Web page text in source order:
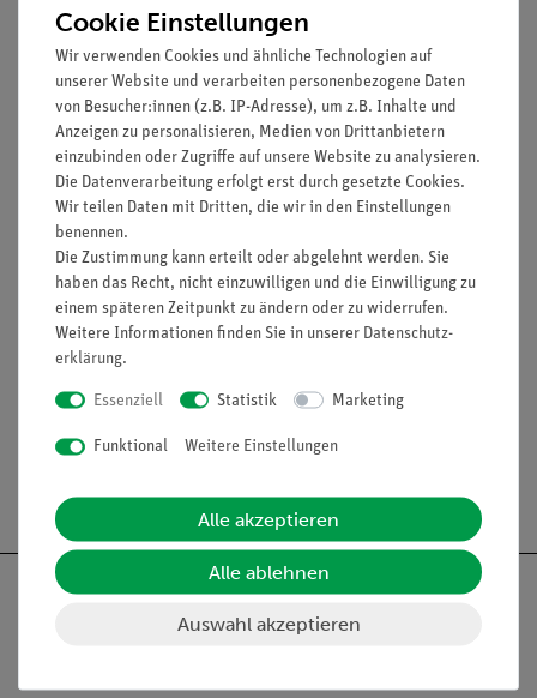
Tochtersubstanz
Verfallsrate
Disintegration oder Zerfallskonstante
Zählfrequenz
Halbwertszeit
Disintegration Produkt
Lieferumfang
Media / Downloads
Cookie Einstellungen
Wir verwenden Cookies und ähnliche Technologien auf
unserer Website und verarbeiten personenbezogene Daten
von Besucher:innen (z.B. IP-Adresse), um z.B. Inhalte und
Anzeigen zu personalisieren, Medien von Drittanbietern
einzubinden oder Zugriffe auf unsere Website zu analysieren.
Die Datenverarbeitung erfolgt erst durch gesetzte Cookies.
Wir teilen Daten mit Dritten, die wir in den Einstellungen
benennen.
Die Zustimmung kann erteilt oder abgelehnt werden. Sie
haben das Recht, nicht einzuwilligen und die Einwilligung zu
einem späteren Zeitpunkt zu ändern oder zu widerrufen.
Weitere Informationen finden Sie in unserer Daten­schutz­
erklärung.
Essenziell Statistik Marketing
Funktional Weitere Einstellungen
Alle akzeptieren
Alle ablehnen
Auswahl akzeptieren